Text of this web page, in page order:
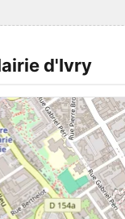
d'Ivry